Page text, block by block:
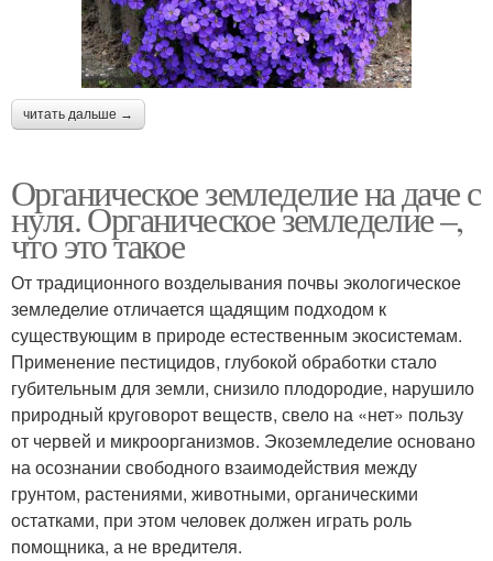
читать дальше →
Органическое земледелие на даче с
нуля. Органическое земледелие –,
что это такое
От традиционного возделывания почвы экологическое
земледелие отличается щадящим подходом к
существующим в природе естественным экосистемам.
Применение пестицидов, глубокой обработки стало
губительным для земли, снизило плодородие, нарушило
природный круговорот веществ, свело на «нет» пользу
от червей и микроорганизмов. Экоземледелие основано
на осознании свободного взаимодействия между
грунтом, растениями, животными, органическими
остатками, при этом человек должен играть роль
помощника, а не вредителя.